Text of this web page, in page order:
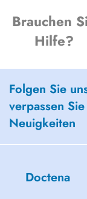
Brauchen
Hilfe?
Folgen Sie
verpassen
Neuigkeiten
Doctena